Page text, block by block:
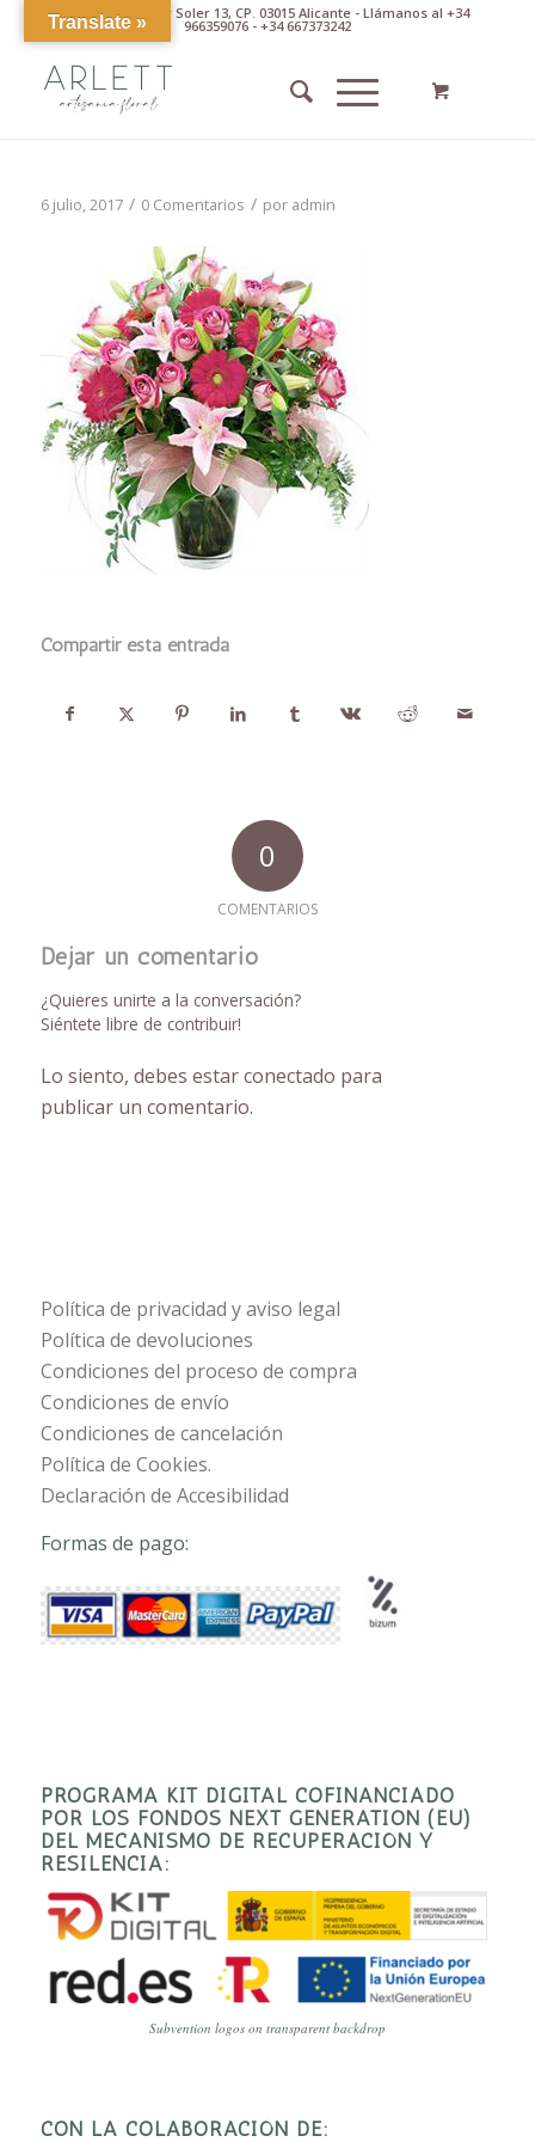
Av. Pintor Xavier Soler 13, CP. 03015 Alicante - Llámanos al +34
966359076 - +34 667373242
6 julio, 2017 / 0 Comentarios / por admin
Compartir esta entrada
0
COMENTARIOS
Dejar un comentario
¿Quieres unirte a la conversación?
Siéntete libre de contribuir!
Lo siento, debes estarconectado para
publicar un comentario.
Política de privacidad y aviso legal
Política de devoluciones
Condiciones del proceso de compra
Condiciones de envío
Condiciones de cancelación
Política de Cookies.
Declaración de Accesibilidad
Formas de pago:
PROGRAMA KIT DIGITAL COFINANCIADO
POR LOS FONDOS NEXT GENERATION (EU)
DEL MECANISMO DE RECUPERACIÓN Y
RESILENCIA:
Subvention logos on transparent backdrop
CON LA COLABORACIÓN DE:
Translate »